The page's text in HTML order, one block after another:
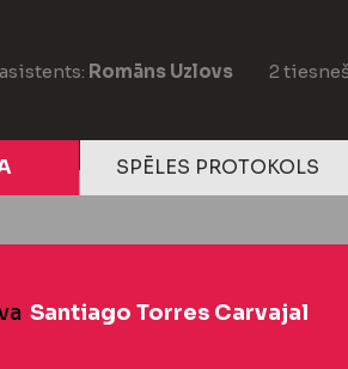
Romāns Uzlovs 2
SPĒLES PROTOKOLS
Santiago Torres Carvajal